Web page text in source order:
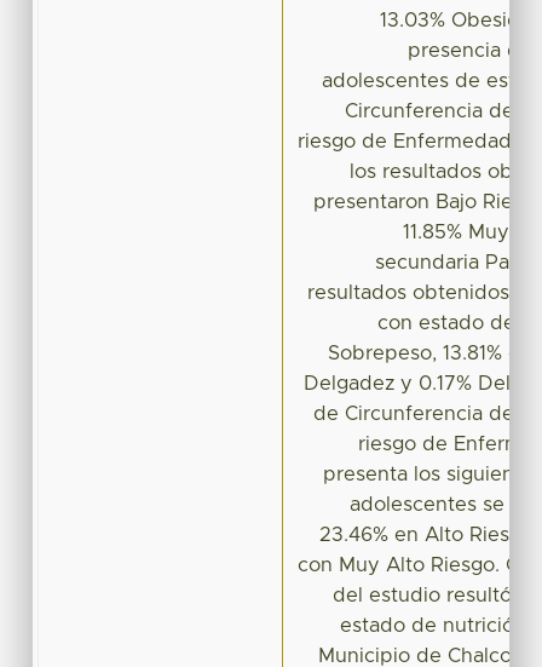
13.03%
presencia de
adolescentes de esta
Circunferencia de
riesgo de Enfermedades
los resultados
presentaron Bajo
11.85% Muy
secundaria
resultados obtenidos
con estado de
Sobrepeso, 13.81%
Delgadez y 0.17%
de Circunferencia de
riesgo de
presenta los
adolescentes se
23.46% en Alto Riesgo
con Muy Alto Riesgo.
del estudio resultó
estado de nutrición
Municipio de Chalco